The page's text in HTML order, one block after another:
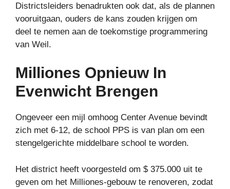
Districtsleiders benadrukten ook dat, als de plannen
vooruitgaan, ouders de kans zouden krijgen om
deel te nemen aan de toekomstige programmering
van Weil.
Milliones Opnieuw In
Evenwicht Brengen
Ongeveer een mijl omhoog Center Avenue bevindt
zich met 6-12, de school PPS is van plan om een ​​
stengelgerichte middelbare school te worden.
Het district heeft voorgesteld om $ 375.000 uit te
geven om het Milliones-gebouw te renoveren, zodat